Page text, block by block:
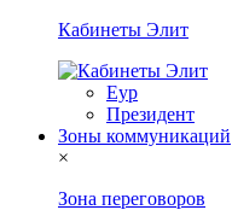
Кабинеты Элит
Еур
Президент
Зоны коммуникаций
×
Зона переговоров